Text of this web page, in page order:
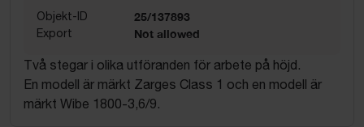
Objekt-ID 25/137893
Export Not allowed
Två stegar i olika utföranden för arbete på höjd.
En modell är märkt Zarges Class 1 och en modell är
märkt Wibe 1800-3,6/9.